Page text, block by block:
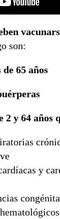
son:
65 años
2 y 64 años
y